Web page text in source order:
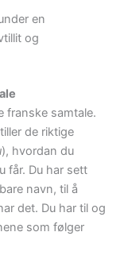
en
og
franske samtale.
de riktige
), hvordan du
får. Du har sett
navn, til å
det. Du har til og
som følger